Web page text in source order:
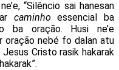
“Silêncio sai hanesan
caminhoessencial ba
ba oração. Husi ne’e
oração nebé fo dalan atu
Cristo rasik hakarak